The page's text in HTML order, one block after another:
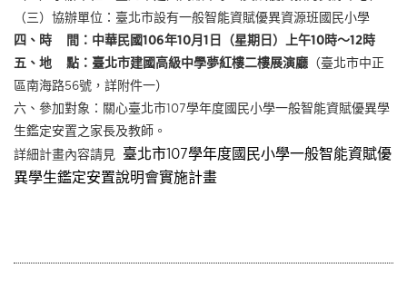
（三）協辦單位：臺北市設有一般智能資賦優異資源班國民小學
四、時 間：中華民國106年10月1日（星期日）上午10時～12時
五、地 點：臺北市建國高級中學夢紅樓二樓展演廳 （臺北市中正
區南海路56號，詳附件一）
六、參加對象：關心臺北市107學年度國民小學一般智能資賦優異學
生鑑定安置之家長及教師。
詳細計畫內容請見 臺北市107學年度國民小學一般智能資賦優
異學生鑑定安置說明會實施計畫